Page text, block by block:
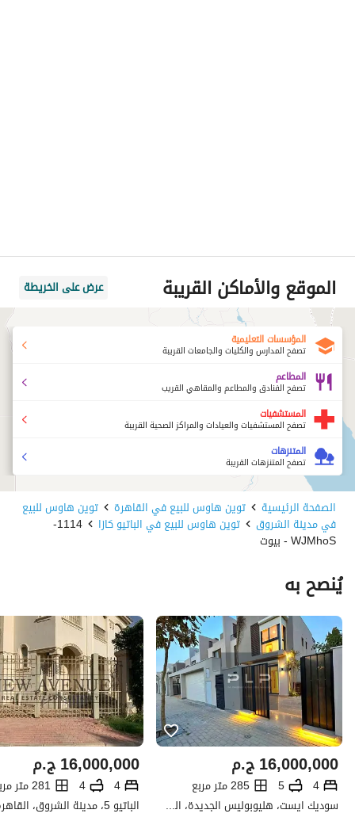
الموقع والأماكن القريبة عرض على الخريطة
المؤسسات التعليمية
تصفح المدارس والكليات والجامعات القريبة
المطاعم
تصفح الفنادق والمطاعم والمقاهي القريب
المستشفيات
تصفح المستشفيات والعيادات والمراكز الصحية القريبة
المتنزهات
تصفح المتنزهات القريبة
الصفحة الرئيسية توين هاوس للبيع في القاهرة توين هاوس للبيع
في مدينة الشروق توين هاوس للبيع في الباتيو كازا 1114-
WJMhoS - بيوت
يُنصح به
ج.م16,000,000
4
5
285 متر مربع
سوديك ايست، هليوبوليس الجديدة، القاهرة
ج.م16,000,000
4
4
281 متر مربع
الباتيو 5، مدينة الشروق، القاهرة